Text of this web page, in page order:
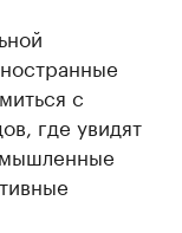
с
где увидят